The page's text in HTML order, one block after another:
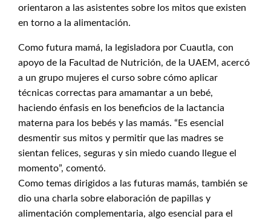
orientaron a las asistentes sobre los mitos que existen
en torno a la alimentación.
Como futura mamá, la legisladora por Cuautla, con
apoyo de la Facultad de Nutrición, de la UAEM, acercó
a un grupo mujeres el curso sobre cómo aplicar
técnicas correctas para amamantar a un bebé,
haciendo énfasis en los beneficios de la lactancia
materna para los bebés y las mamás. “Es esencial
desmentir sus mitos y permitir que las madres se
sientan felices, seguras y sin miedo cuando llegue el
momento”, comentó.
Como temas dirigidos a las futuras mamás, también se
dio una charla sobre elaboración de papillas y
alimentación complementaria, algo esencial para el